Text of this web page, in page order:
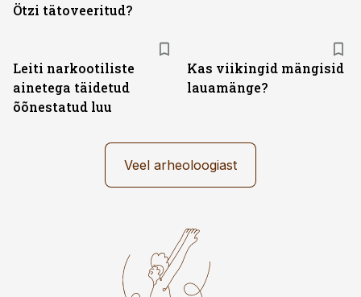
Ötzi tätoveeritud?
Leiti narkootiliste
ainetega täidetud
õõnestatud luu
Kas viikingid mängisid
lauamänge?
Veel arheoloogiast